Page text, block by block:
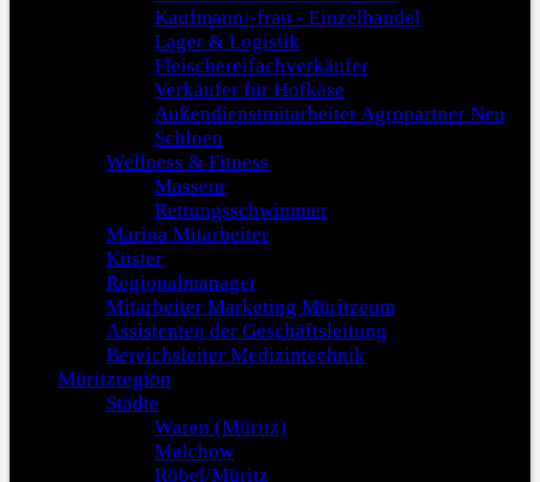
Kaufmann/-frau - Einzelhandel
Lager & Logistik
Fleischereifachverkäufer
Verkäufer für Hofkäse
Außendienstmitarbeiter Agropartner Neu
Schloen
Wellness & Fitness
Masseur
Rettungsschwimmer
Marina Mitarbeiter
Küster
Regionalmanager
Mitarbeiter Marketing Müritzeum
Assistenten der Geschäftsleitung
Bereichsleiter Medizintechnik
Müritzregion
Städte
Waren (Müritz)
Malchow
Röbel/Müritz